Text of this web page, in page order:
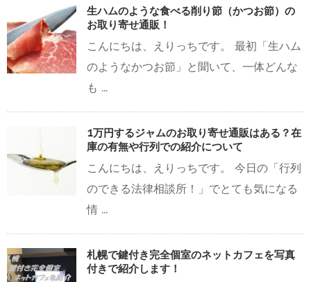
生ハムのような食べる削り節（かつお節）の
お取り寄せ通販！
こんにちは、えりっちです。 最初「生ハム
のようなかつお節」と聞いて、一体どんな
も ...
1万円するジャムのお取り寄せ通販はある？在
庫の有無や行列での紹介について
こんにちは、えりっちです。 今日の「行列
のできる法律相談所！」でとても気になる
情 ...
札幌で鍵付き完全個室のネットカフェを写真
付きで紹介します！